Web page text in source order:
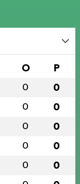
O P
0 0
0 0
0 0
0 0
0 0